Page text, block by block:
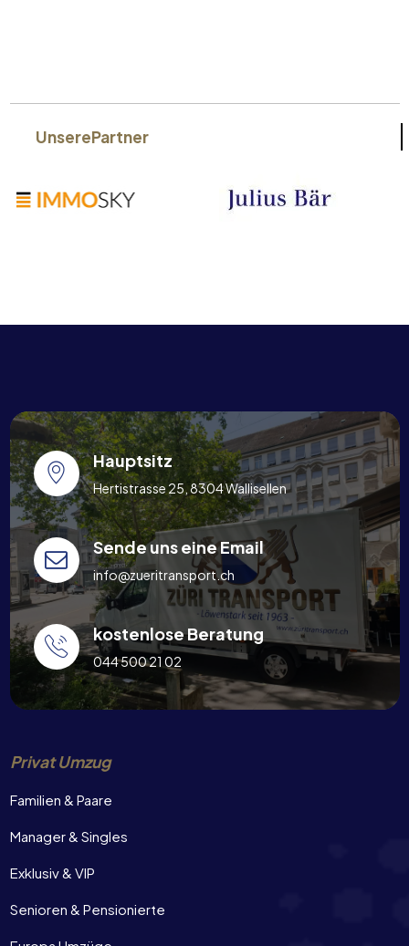
UnserePartner
Hauptsitz
Hertistrasse 25, 8304 Wallisellen
Sende uns eine Email
info@zueritransport.ch
kostenlose Beratung
044 500 21 02
Privat Umzug
Familien & Paare
Manager & Singles
Exklusiv & VIP
Senioren & Pensionierte